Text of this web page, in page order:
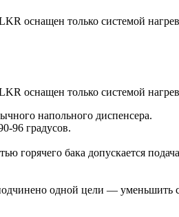
оснащен только системой
оснащен только системой
напольного диспенсера.
96 градусов.
горячего бака допускается
одной цели — уменьшить